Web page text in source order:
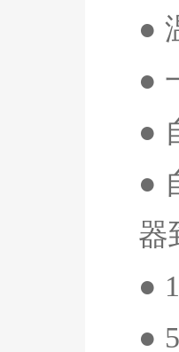
●
●
●
●
器
●
●